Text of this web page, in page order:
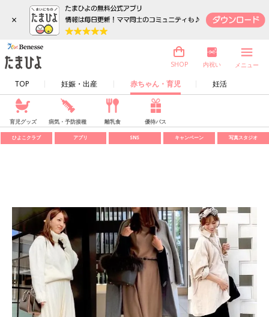
×
TOP 妊娠・出産 赤ちゃん・育児 妊活
SHOP 内祝い メニュー
育児グッズ 病気・予防接種 離乳食 優待パス
ひよこクラブ アプリ SNS キャンペーン 写真スタジオ